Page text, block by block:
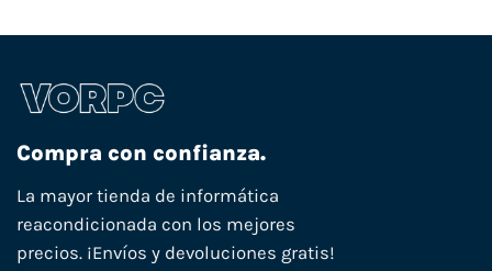
Compra con confianza.
La mayor tienda de informática
reacondicionada con los mejores
precios. ¡Envíos y devoluciones gratis!